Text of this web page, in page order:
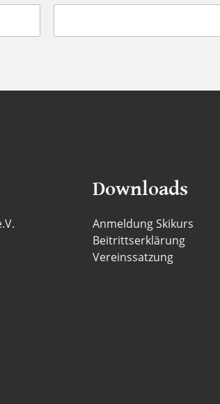
Downloads
Anmeldung Skikurs
Beitrittserklärung
Vereinssatzung